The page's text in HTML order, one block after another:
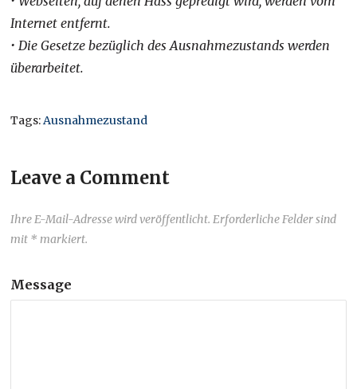
Internet entfernt.
• Die Gesetze bezüglich des Ausnahmezustands werden
überarbeitet.
Tags:Ausnahmezustand
Leave a Comment
Ihre E-Mail-Adresse wird veröffentlicht. Erforderliche Felder sind
mit * markiert.
Message